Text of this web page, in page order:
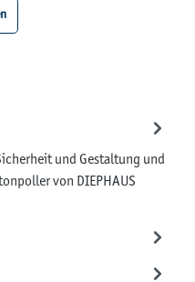
und Gestaltung und
von DIEPHAUS